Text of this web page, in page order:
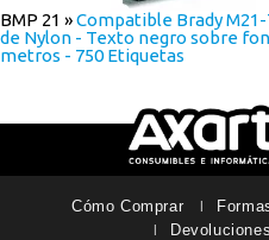
BMP 21 »Compatible Brady
de Nylon - Texto negro sobre
metros - 750 Etiquetas
Cómo Comprar